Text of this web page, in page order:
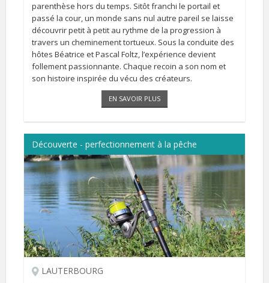
parenthèse hors du temps. Sitôt franchi le portail et
passé la cour, un monde sans nul autre pareil se laisse
découvrir petit à petit au rythme de la progression à
travers un cheminement tortueux. Sous la conduite des
hôtes Béatrice et Pascal Foltz, l’expérience devient
follement passionnante. Chaque recoin a son nom et
son histoire inspirée du vécu des créateurs.
Il peut se visiter sur RDV du 26 avril au 19 juillet et du 15
EN SAVOIR PLUS
Découverte - perfectionnement à la pêche
LAUTERBOURG